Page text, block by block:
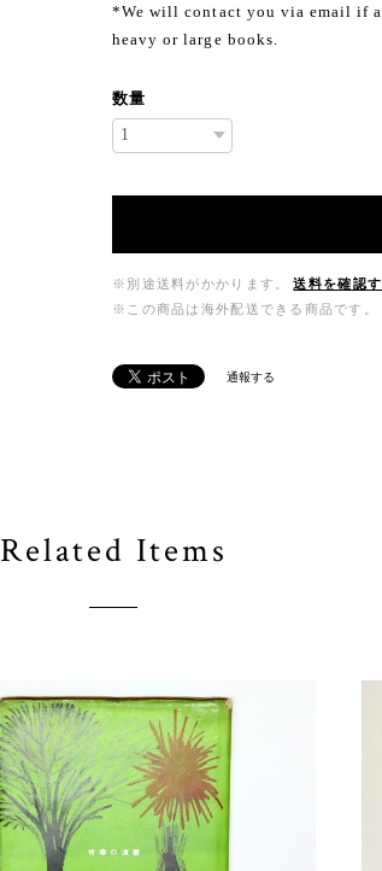
*We will contact you via email if
heavy or large books.
数量
※別途送料がかかります。
送料を確認す
※この商品は海外配送できる商品です。
通報する
Related Items